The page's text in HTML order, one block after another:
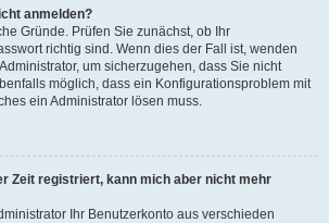
anmelden?
Gründe. Prüfen Sie zunächst, ob Ihr
richtig sind. Wenn dies der Fall ist, wenden
um sicherzugehen, dass Sie nicht
möglich, dass ein Konfigurationsproblem mit
ein Administrator lösen muss.
Zeit registriert, kann mich aber nicht mehr
Ihr Benutzerkonto aus verschieden